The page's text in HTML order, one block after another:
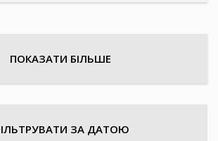
ПОКАЗАТИ БІЛЬШЕ
ЗА ДАТОЮ